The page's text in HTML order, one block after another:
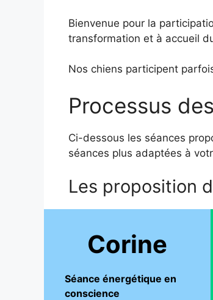
Bienvenue pour la
transformation et à accueil
Nos chiens participent
Processus
Ci-dessous les séances
séances plus adaptées à
Les proposition
Corine
Séance énergétique en
conscience